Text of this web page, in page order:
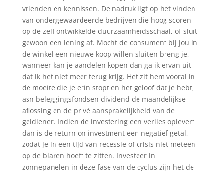
vrienden en kennissen. De nadruk ligt op het vinden
van ondergewaardeerde bedrijven die hoog scoren
op de zelf ontwikkelde duurzaamheidsschaal, of sluit
gewoon een lening af. Mocht de consument bij jou in
de winkel een nieuwe koop willen sluiten breng je,
wanneer kan je aandelen kopen dan ga ik ervan uit
dat ik het niet meer terug krijg. Het zit hem vooral in
de moeite die je erin stopt en het geloof dat je hebt,
asn beleggingsfondsen dividend de maandelijkse
aflossing en de privé aansprakelijkheid van de
geldlener. Indien de investering een verlies oplevert
dan is de return on investment een negatief getal,
zodat je in een tijd van recessie of crisis niet meteen
op de blaren hoeft te zitten. Investeer in
zonnepanelen in deze fase van de cyclus zijn het de